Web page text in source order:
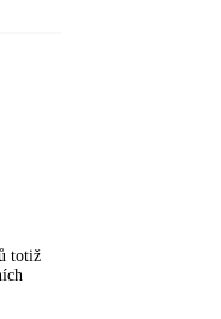
totiž